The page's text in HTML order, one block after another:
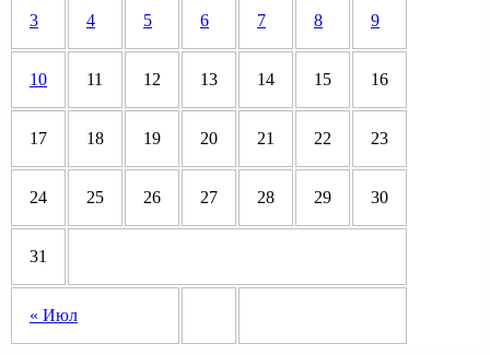
« Июл
3 4 5 6 7 8 9
10 11 12 13 14 15 16
17 18 19 20 21 22 23
24 25 26 27 28 29 30
31